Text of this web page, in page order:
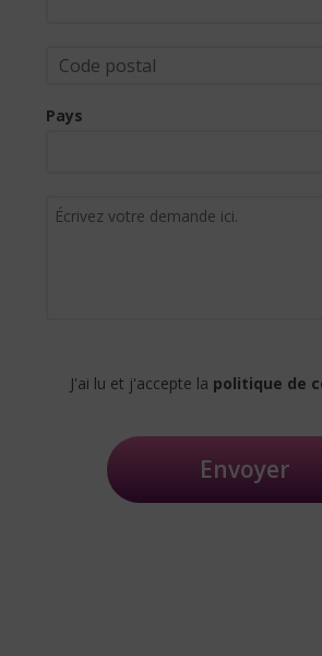
Pays
J'ai lu et j'accepte la politique de
Envoyer